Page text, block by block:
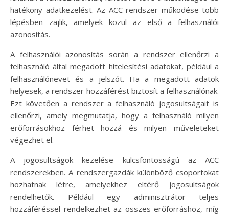
hatékony adatkezelést. Az ACC rendszer működése több
lépésben zajlik, amelyek közül az első a felhasználói
azonosítás.
A felhasználói azonosítás során a rendszer ellenőrzi a
felhasználó által megadott hitelesítési adatokat, például a
felhasználónevet és a jelszót. Ha a megadott adatok
helyesek, a rendszer hozzáférést biztosít a felhasználónak.
Ezt követően a rendszer a felhasználó jogosultságait is
ellenőrzi, amely megmutatja, hogy a felhasználó milyen
erőforrásokhoz férhet hozzá és milyen műveleteket
végezhet el.
A jogosultságok kezelése kulcsfontosságú az ACC
rendszerekben. A rendszergazdák különböző csoportokat
hozhatnak létre, amelyekhez eltérő jogosultságok
rendelhetők. Például egy adminisztrátor teljes
hozzáféréssel rendelkezhet az összes erőforráshoz, míg